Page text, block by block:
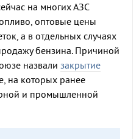
на многих АЗС
оптовые цены
а в отдельных случаях
бензина. Причиной
назвали закрытие
на которых ранее
и промышленной